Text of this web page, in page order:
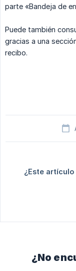
parte «Bandeja de
Puede también
gracias a una
recibo.
¿Este
¿No